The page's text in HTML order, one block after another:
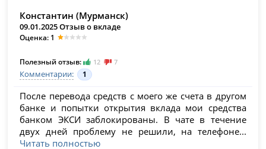
Константин (Мурманск)
09.01.2025 Отзыв о вкладе
Оценка: 1
Полезный отзыв: 12 7
Комментарии: 1
После перевода средств с моего же счета в другом
банке и попытки открытия вклада мои средства
банком ЭКСИ заблокированы. В чате в течение
двух дней проблему не решили, на телефоне...
Читать полностью